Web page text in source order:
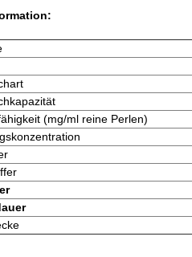
(mg/ml reine Perlen)